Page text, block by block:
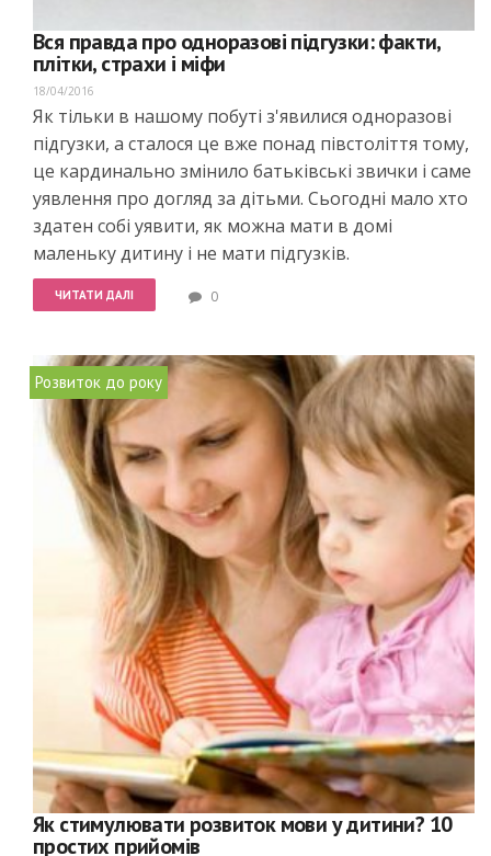
Вся правда про одноразові підгузки: факти,
плітки, страхи і міфи
18/04/2016
Як тільки в нашому побуті з'явилися одноразові
підгузки, а сталося це вже понад півстоліття тому,
це кардинально змінило батьківські звички і саме
уявлення про догляд за дітьми. Сьогодні мало хто
здатен собі уявити, як можна мати в домі
маленьку дитину і не мати підгузків.
ЧИТАТИ ДАЛІ 0
Розвиток до року
Як стимулювати розвиток мови у дитини? 10
простих прийомів